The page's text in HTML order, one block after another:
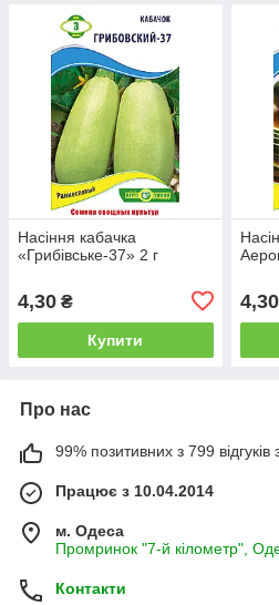
Насіння кабачка
«Грибівське-37» 2 г
4,30 ₴
Купити
4,30
Про нас
99% позитивних з 799 відгуків
Працює з 10.04.2014
м. Одеса
Промринок "7-й кілометр",
Контакти